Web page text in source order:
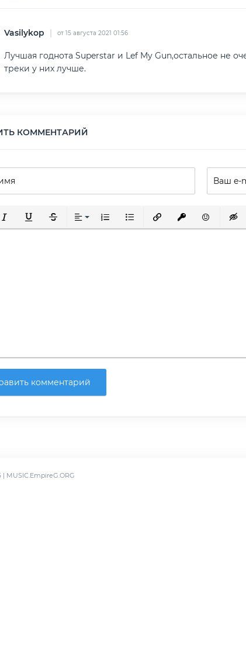
Vasilykop | от 15 августа 2021 01:56
Лучшая годнота Superstar и Lef My Gun,остальное не
треки у них лучше.
КОММЕНТАРИЙ
Подчеркнутый
ЗачеркнутыйВыравнивание
Нумерованный список
Маркированный список
Вставить ссылку
ВставитьВставить
комментарий
| MUSIC.EmpireG.ORG